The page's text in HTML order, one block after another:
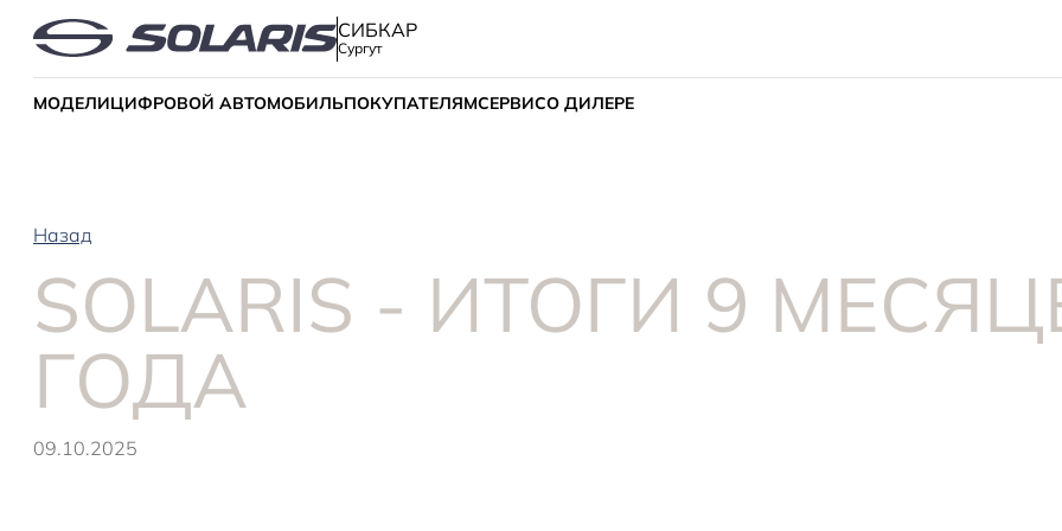
СИБКАР
Сургут
МОДЕЛИЦИФРОВОЙ АВТОМОБИЛЬПОКУПАТЕЛЯМСЕРВИСО ДИЛЕРЕ
Назад
SOLARIS - ИТОГИ 9
ГОДА
09.10.2025